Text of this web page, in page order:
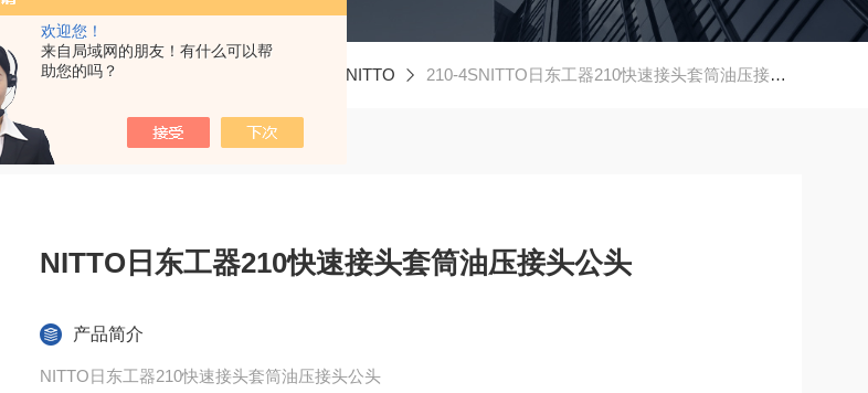
欢迎您！
来自局域网的朋友！有什么可以帮
助您的吗？
产品中心 测量工具、五金工具 日东工器NITTO 210-4SNITTO日东工器210快速接头套筒油压接头公头
NITTO日东工器210快速接头套筒油压接头公头
产品简介
NITTO日东工器210快速接头套筒油压接头公头